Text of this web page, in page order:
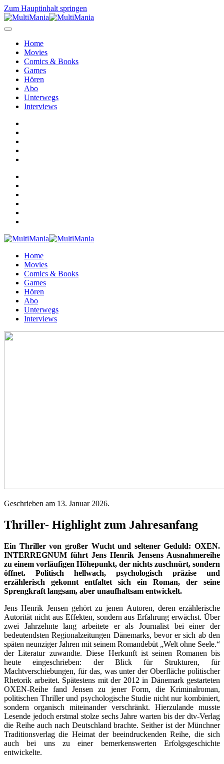
Zum Hauptinhalt springen
Home
Movies
Comics & Books
Games
Hören
Abo
Unterwegs
Interviews
Home
Movies
Comics & Books
Games
Hören
Abo
Unterwegs
Interviews
Geschrieben am 13. Januar 2026.
Thriller- Highlight zum Jahresanfang
Ein Thriller von großer Wucht und seltener Geduld: OXEN.
INTERREGNUM führt Jens Henrik Jensens Ausnahmereihe
zu einem vorläufigen Höhepunkt, der nichts zuschnürt, sondern
öffnet. Politisch hellwach, psychologisch präzise und
erzählerisch gekonnt entfaltet sich ein Roman, der seine
Sprengkraft langsam, aber unaufhaltsam entwickelt.
Jens Henrik Jensen gehört zu jenen Autoren, deren erzählerische
Autorität nicht aus Effekten, sondern aus Erfahrung erwächst. Über
zwei Jahrzehnte lang arbeitete er als Journalist bei einer der
bedeutendsten Regionalzeitungen Dänemarks, bevor er sich ab den
späten neunziger Jahren mit seinem Romandebüt „Welt ohne Seele.“
der Literatur zuwandte. Diese Herkunft ist seinen Romanen bis
heute eingeschrieben: der Blick für Strukturen, für
Machtverschiebungen, für das, was unter der Oberfläche politischer
Rhetorik arbeitet. Spätestens mit der 2012 in Dänemark gestarteten
OXEN-Reihe fand Jensen zu jener Form, die Kriminalroman,
politischen Thriller und psychologische Studie nicht nur kombiniert,
sondern organisch miteinander verschränkt. Hierzulande musste
Lesende jedoch erstmal stolze sechs Jahre warten bis der dtv-Verlag
die Reihe auch nach Deutschland brachte. Seither ist der Münchner
Traditionsverlag die Heimat der beeindruckenden Reihe, die sich
auch bei uns zu einer bemerkenswerten Erfolgsgeschichte
entwickelte.